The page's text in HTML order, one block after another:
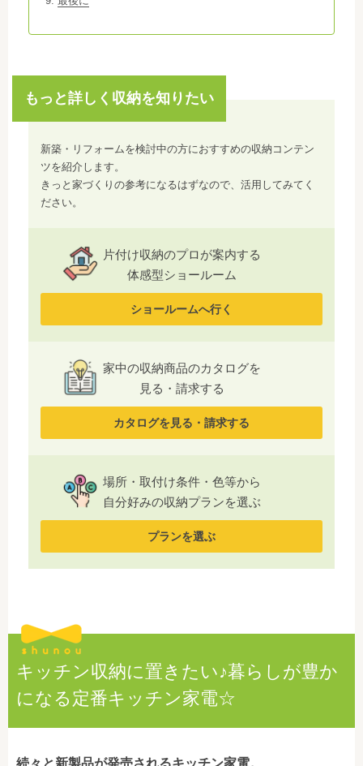
もっと詳しく収納を知りたい
新築・リフォームを検討中の方におすすめの収納コンテン
ツを紹介します。
きっと家づくりの参考になるはずなので、活用してみてく
ださい。
片付け収納のプロが案内する
体感型ショールーム
ショールームへ行く
家中の収納商品のカタログを
見る・請求する
カタログを見る・請求する
場所・取付け条件・色等から
自分好みの収納プランを選ぶ
プランを選ぶ
キッチン収納に置きたい♪暮らしが豊か
になる定番キッチン家電☆
続々と新製品が発売されるキッチン家電。